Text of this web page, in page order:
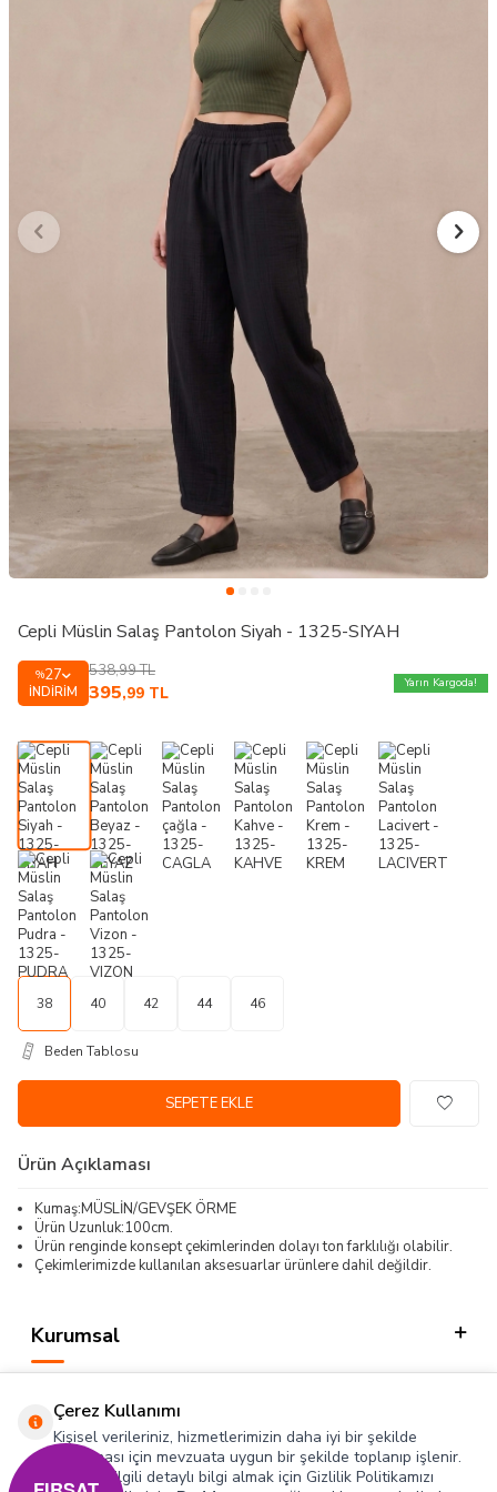
Cepli Müslin Salaş Pantolon Siyah - 1325-SIYAH
%27
İNDIRIM
538,99TL
395,99 TL
Yarın Kargoda!
38 40 42 44 46
Beden Tablosu
SEPETE EKLE
Ürün Açıklaması
Kumaş:MÜSLİN/GEVŞEK ÖRME
Ürün Uzunluk:100cm.
Ürün renginde konsept çekimlerinden dolayı ton farklılığı olabilir.
Çekimlerimizde kullanılan aksesuarlar ürünlere dahil değildir.
Kurumsal
Hızlı Erişim
Sosyal
Çerez Kullanımı
Kişisel verileriniz, hizmetlerimizin daha iyi bir şekilde
sunulması için mevzuata uygun bir şekilde toplanıp işlenir.
Konuyla ilgili detaylı bilgi almak için Gizlilik Politikamızı